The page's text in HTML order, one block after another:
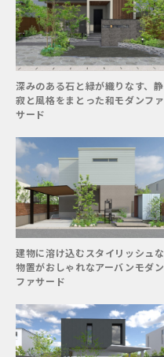
深みのある石と緑が織りなす、静
寂と風格をまとった和モダンファ
サード
建物に溶け込むスタイリッシュな
物置がおしゃれなアーバンモダン
ファサード